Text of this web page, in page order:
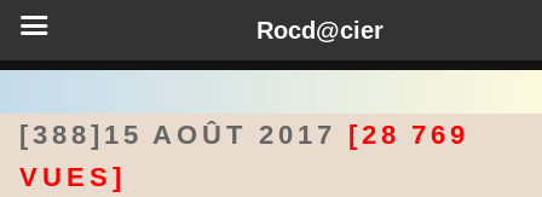
[388]15 AOÛT 2017 [28 769
VUES]
Rocd@cier